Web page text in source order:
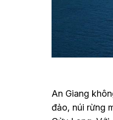
An Giang
đảo, núi rừng